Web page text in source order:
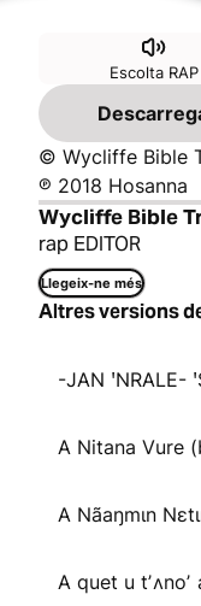
Escolta RAP
© Wycliffe Bible
℗ 2018 Hosanna
Wycliffe Bible
rap EDITOR
Llegeix-ne més
Altres versions
-JAN ꞌNRALE-
A Nitana Vure
A Nãaŋmɩn
A quet u tʼʌnoʼ